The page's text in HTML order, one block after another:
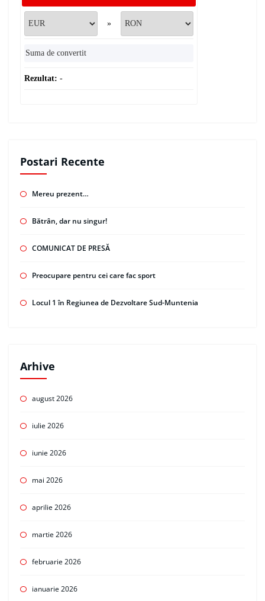
»
Rezultat: -
Postari Recente
Mereu prezent…
Bătrân, dar nu singur!
COMUNICAT DE PRESĂ
Preocupare pentru cei care fac sport
Locul 1 în Regiunea de Dezvoltare Sud-Muntenia
Arhive
august 2026
iulie 2026
iunie 2026
mai 2026
aprilie 2026
martie 2026
februarie 2026
ianuarie 2026